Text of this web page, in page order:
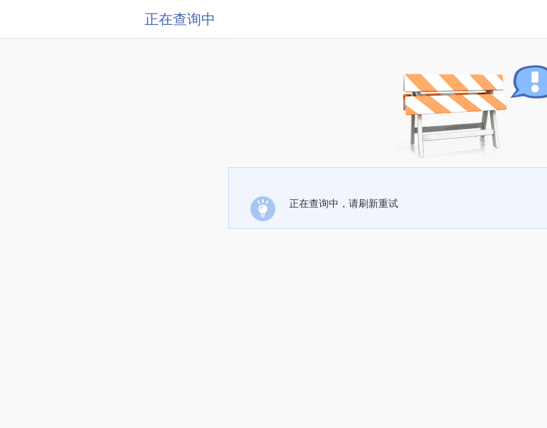
正在查询中
正在查询中，请刷新重试